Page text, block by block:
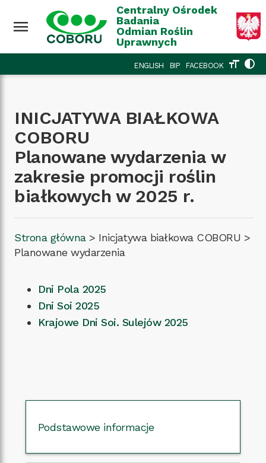
menu
Centralny Ośrodek
Badania
Odmian Roślin
Uprawnych
ENGLISH BIP FACEBOOK format_size contrast
INICJATYWA BIAŁKOWA
COBORU
Planowane wydarzenia w
zakresie promocji roślin
białkowych w 2025 r.
Strona główna> Inicjatywa białkowa COBORU >
Planowane wydarzenia
Dni Pola 2025
Dni Soi 2025
Krajowe Dni Soi. Sulejów 2025
Podstawowe informacje